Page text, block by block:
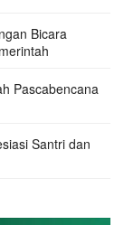
Bicara
Pascabencana
Santri dan